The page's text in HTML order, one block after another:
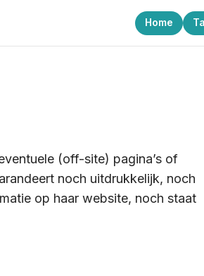
Home
(off-site) pagina’s of
noch uitdrukkelijk, noch
op haar website, noch staat